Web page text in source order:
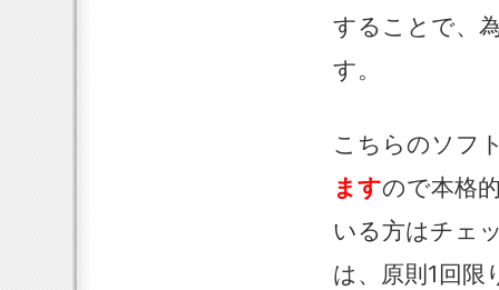
することで、
す。
こちらのソフ
ますので本格
いる方はチェ
は、原則1回